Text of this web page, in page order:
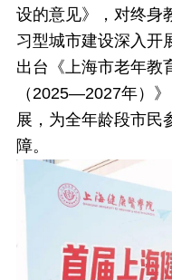
设的意见》，对终身
习型城市建设深入开
出台《上海市老年教
（2025—2027年）
展，为全年龄段市民
障。